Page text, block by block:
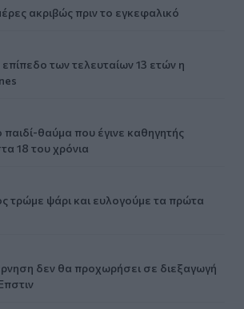
ακριβώς πριν το εγκεφαλικό
των τελευταίων 13 ετών η
παιδί-θαύμα που έγινε καθηγητής
18 του χρόνια
τρώμε ψάρι και ευλογούμε τα πρώτα
δεν θα προχωρήσει σε διεξαγωγή